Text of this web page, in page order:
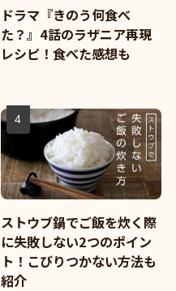
ドラマ『きのう何食べ
た？』4話のラザニア再現
レシピ！食べた感想も
ストウブ鍋でご飯を炊く際
に失敗しない2つのポイン
ト！こびりつかない方法も
紹介